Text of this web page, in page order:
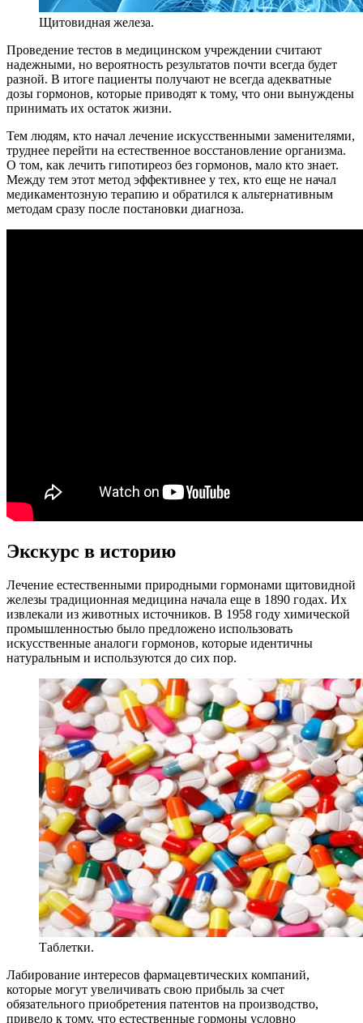
Щитовидная железа.
Проведение тестов в медицинском учреждении считают
надежными, но вероятность результатов почти всегда будет
разной. В итоге пациенты получают не всегда адекватные
дозы гормонов, которые приводят к тому, что они вынуждены
принимать их остаток жизни.
Тем людям, кто начал лечение искусственными заменителями,
труднее перейти на естественное восстановление организма.
О том, как лечить гипотиреоз без гормонов, мало кто знает.
Между тем этот метод эффективнее у тех, кто еще не начал
медикаментозную терапию и обратился к альтернативным
методам сразу после постановки диагноза.
Экскурс в историю
Лечение естественными природными гормонами щитовидной
железы традиционная медицина начала еще в 1890 годах. Их
извлекали из животных источников. В 1958 году химической
промышленностью было предложено использовать
искусственные аналоги гормонов, которые идентичны
натуральным и используются до сих пор.
Таблетки.
Лабирование интересов фармацевтических компаний,
которые могут увеличивать свою прибыль за счет
обязательного приобретения патентов на производство,
привело к тому, что естественные гормоны условно